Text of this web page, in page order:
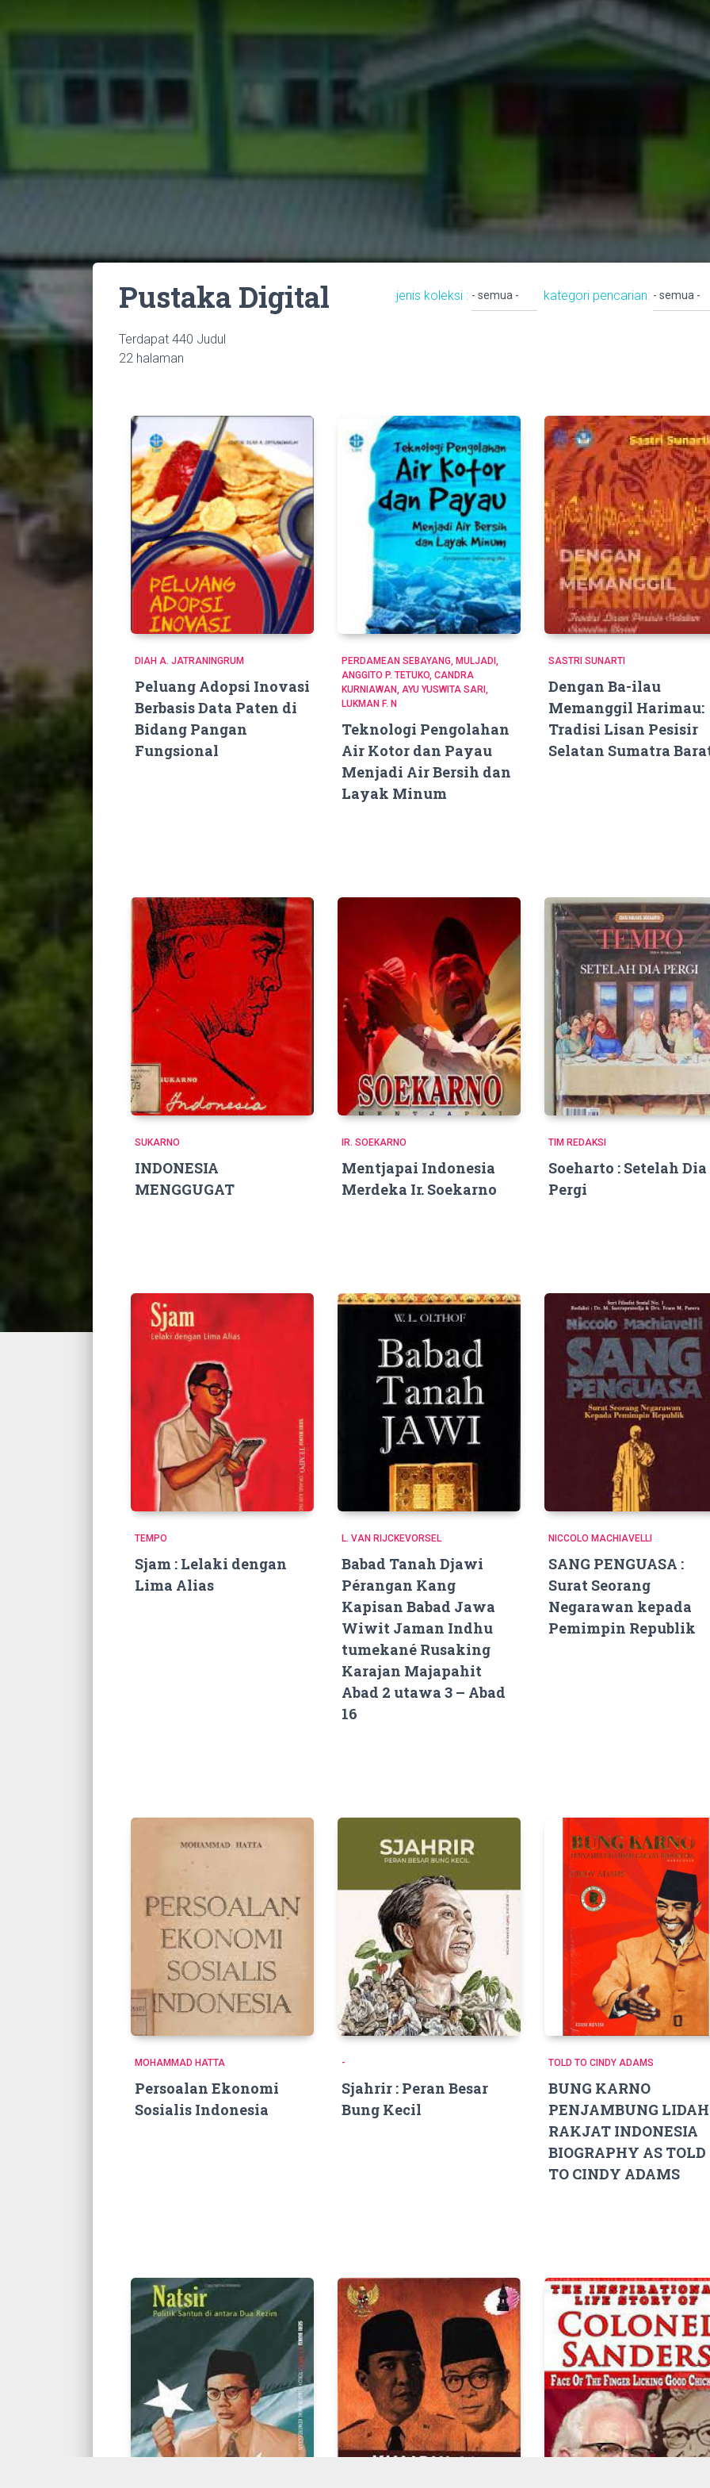
Pustaka Digital jenis koleksi : kategori pencarian:
Terdapat 440 Judul
22 halaman
DIAH A. JATRANINGRUM
Peluang Adopsi Inovasi
Berbasis Data Paten di
Bidang Pangan
Fungsional
PERDAMEAN SEBAYANG, MULJADI,
ANGGITO P. TETUKO, CANDRA
KURNIAWAN, AYU YUSWITA SARI,
LUKMAN F. N
Teknologi Pengolahan
Air Kotor dan Payau
Menjadi Air Bersih dan
Layak Minum
SASTRI SUNARTI
Dengan Ba-ilau
Memanggil Harimau:
Tradisi Lisan Pesisir
Selatan Sumatra
SUKARNO
INDONESIA
MENGGUGAT
IR. SOEKARNO
Mentjapai Indonesia
Merdeka Ir. Soekarno
TIM REDAKSI
Soeharto : Setelah Dia
Pergi
TEMPO
Sjam : Lelaki dengan
Lima Alias
L. VAN RIJCKEVORSEL
Babad Tanah Djawi
Pérangan Kang
Kapisan Babad Jawa
Wiwit Jaman Indhu
tumekané Rusaking
Karajan Majapahit
Abad 2 utawa 3 – Abad
16
NICCOLO MACHIAVELLI
SANG PENGUASA :
Surat Seorang
Negarawan kepada
Pemimpin Republik
MOHAMMAD HATTA
Persoalan Ekonomi
Sosialis Indonesia
-
Sjahrir : Peran Besar
Bung Kecil
TOLD TO CINDY ADAMS
BUNG KARNO
PENJAMBUNG LIDAH
RAKJAT INDONESIA
BIOGRAPHY AS TOLD
TO CINDY ADAMS